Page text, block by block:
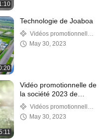
Technologie de Joaboa
Vidéos promotionnelles
de société
May 30, 2023
Vidéo promotionnelle de
la société 2023 de
Joaboa Tech
Vidéos promotionnelles
de société
May 30, 2023